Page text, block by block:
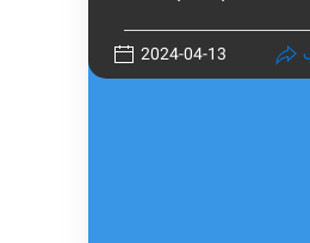
2024-04-13